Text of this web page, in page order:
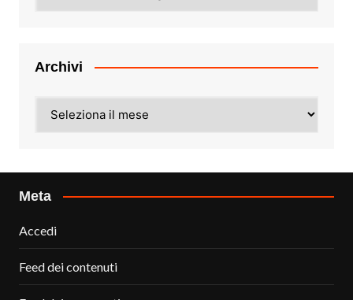
Archivi
Meta
Accedi
Feed dei contenuti